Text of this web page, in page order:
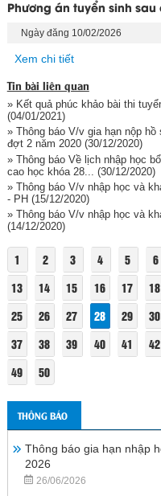
Phương án tuyển sinh
Ngày đăng 10/02/2026
Xem chi tiết
Tin bài liên quan
» Kết quả phúc khảo bài thi
(04/01/2021)
» Thông báo V/v gia hạn nộp
đợt 2 năm 2020(30/12/2020)
» Thông báo Về lịch nhập học
cao học khóa 28...
(30/12/2020)
» Thông báo V/v nhập học và
- PH (15/12/2020)
» Thông báo V/v nhập học và
(14/12/2020)
1 2 3 4 5 6
13
14 15 16 17 18
25
26 27 28 29 30
37
38 39 40 41 42
49
50
THÔNG BÁO
Thông báo gia hạn nhập
2026
26/06/2026